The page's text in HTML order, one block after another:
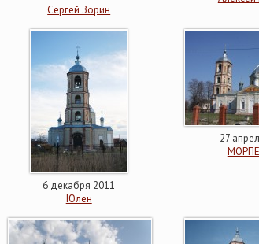
Сергей Зорин
6 декабря 2011
Юлен
27